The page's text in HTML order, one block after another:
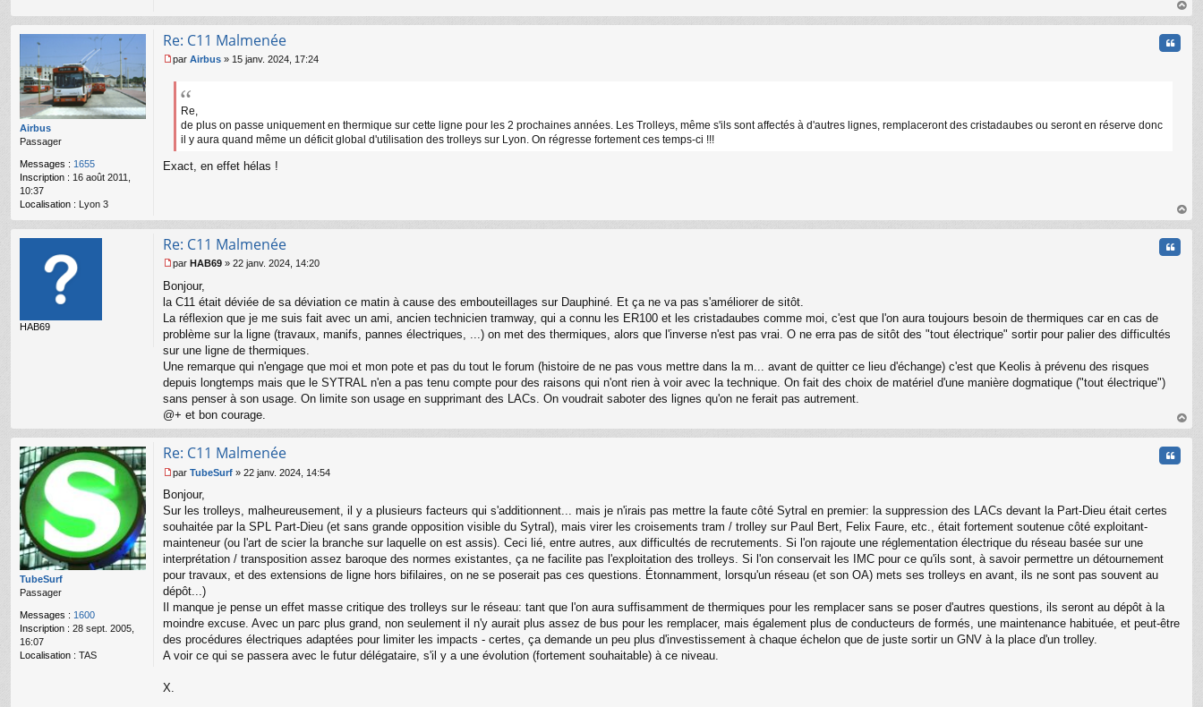
e
o
n
au
Airbus
Passager
Messages : 1655
Inscription : 16 août 2011,
10:37
Localisation : Lyon 3
Re: C11 Malmenée
e
e
n
par Airbus » 15 janv. 2024, 17:24
Re,
de plus on passe uniquement en thermique sur cette ligne pour les 2 prochaines années. Les Trolleys, même s'ils sont affectés à d'autres lignes, remplaceront des cristadaubes ou seront en réserve donc
il y aura quand même un déficit global d'utilisation des trolleys sur Lyon. On régresse fortement ces temps-ci !!!
Exact, en effet hélas !
au
HAB69
Re: C11 Malmenée
e
s
s
g
e
n
o
n
u
par HAB69 » 22 janv. 2024, 14:20
Bonjour,
la C11 était déviée de sa déviation ce matin à cause des embouteillages sur Dauphiné. Et ça ne va pas s'améliorer de sitôt.
La réflexion que je me suis fait avec un ami, ancien technicien tramway, qui a connu les ER100 et les cristadaubes comme moi, c'est que l'on aura toujours besoin de thermiques car en cas de
problème sur la ligne (travaux, manifs, pannes électriques, ...) on met des thermiques, alors que l'inverse n'est pas vrai. O ne erra pas de sitôt des "tout électrique" sortir pour palier des difficultés
sur une ligne de thermiques.
Une remarque qui n'engage que moi et mon pote et pas du tout le forum (histoire de ne pas vous mettre dans la m... avant de quitter ce lieu d'échange) c'est que Keolis à prévenu des risques
depuis longtemps mais que le SYTRAL n'en a pas tenu compte pour des raisons qui n'ont rien à voir avec la technique. On fait des choix de matériel d'une manière dogmatique ("tout électrique")
sans penser à son usage. On limite son usage en supprimant des LACs. On voudrait saboter des lignes qu'on ne ferait pas autrement.
@+ et bon courage.
au
TubeSurf
Passager
Messages : 1600
Inscription : 28 sept. 2005,
16:07
Localisation : TAS
Re: C11 Malmenée
e
s
s
g
e
n
o
n
u
par TubeSurf » 22 janv. 2024, 14:54
Bonjour,
Sur les trolleys, malheureusement, il y a plusieurs facteurs qui s'additionnent... mais je n'irais pas mettre la faute côté Sytral en premier: la suppression des LACs devant la Part-Dieu était certes
souhaitée par la SPL Part-Dieu (et sans grande opposition visible du Sytral), mais virer les croisements tram / trolley sur Paul Bert, Felix Faure, etc., était fortement soutenue côté exploitant-
mainteneur (ou l'art de scier la branche sur laquelle on est assis). Ceci lié, entre autres, aux difficultés de recrutements. Si l'on rajoute une réglementation électrique du réseau basée sur une
interprétation / transposition assez baroque des normes existantes, ça ne facilite pas l'exploitation des trolleys. Si l'on conservait les IMC pour ce qu'ils sont, à savoir permettre un détournement
pour travaux, et des extensions de ligne hors bifilaires, on ne se poserait pas ces questions. Étonnamment, lorsqu'un réseau (et son OA) mets ses trolleys en avant, ils ne sont pas souvent au
dépôt...)
Il manque je pense un effet masse critique des trolleys sur le réseau: tant que l'on aura suffisamment de thermiques pour les remplacer sans se poser d'autres questions, ils seront au dépôt à la
moindre excuse. Avec un parc plus grand, non seulement il n'y aurait plus assez de bus pour les remplacer, mais également plus de conducteurs de formés, une maintenance habituée, et peut-être
des procédures électriques adaptées pour limiter les impacts - certes, ça demande un peu plus d'investissement à chaque échelon que de juste sortir un GNV à la place d'un trolley.
A voir ce qui se passera avec le futur délégataire, s'il y a une évolution (fortement souhaitable) à ce niveau.
X.